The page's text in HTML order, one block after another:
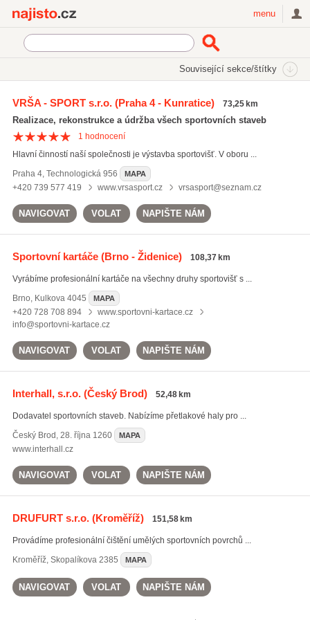
menu
Související sekce/štítky
Najisto.cz
údržba sportovních povrchů (4)
sportovní haly
(106)
sportovní povrchy
VRŠA - SPORT s.r.o.(Praha 4 - Kunratice) 73,25 km
Realizace, rekonstrukce a údržba všech sportovních staveb
1 hodnocení
Hlavní činností naší společnosti je výstavba sportovišť. V oboru ...
Praha 4, Technologická 956 MAPA
+420 739 577 419 www.vrsasport.cz vrsasport@seznam.cz
NAVIGOVAT VOLAT NAPIŠTE NÁM
Sportovní kartáče(Brno - Židenice) 108,37 km
Vyrábíme profesionální kartáče na všechny druhy sportovišť s ...
Brno, Kulkova 4045 MAPA
+420 728 708 894
www.sportovni-kartace.cz
info@sportovni-kartace.cz
NAVIGOVAT VOLAT NAPIŠTE NÁM
Interhall, s.r.o.(Český Brod) 52,48 km
Dodavatel sportovních staveb. Nabízíme přetlakové haly pro ...
Český Brod , 28. října 1260 MAPA
www.interhall.cz
NAVIGOVAT VOLAT NAPIŠTE NÁM
DRUFURT s.r.o.(Kroměříž) 151,58 km
Provádíme profesionální čištění umělých sportovních povrchů ...
Kroměříž, Skopalíkova 2385 MAPA
NAVIGOVAT VOLAT NAPIŠTE NÁM